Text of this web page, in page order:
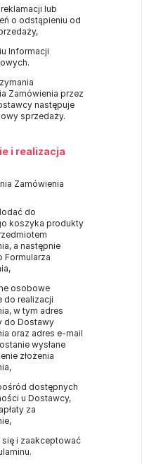
lub
o odstąpieniu od
Informacji
Zamówienia przez
następuje
sprzedaży.
i realizacja
Zamówienia
do
koszyka produkty
a następnie
Formularza
osobowe
do realizacji
w tym adres
do Dostawy
oraz adres e-mail
wysłane
złożenia
dostępnych
u Dostawcy,
za
się i zaakceptować